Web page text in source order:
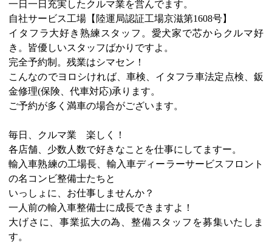
一日一日充実したクルマ業を営んでます。
自社サービス工場【陸運局認証工場京滋第1608号】
イタフラ大好き熟練スタッフ。愛犬家で芯からクルマ好
き。皆優しいスタッフばかりですよ。
完全予約制。残業はシマセン！
こんなのでヨロシければ、車検、イタフラ車法定点検、鈑
金修理(保険、代車対応)承ります。
ご予約が多く満車の場合がございます。
毎日、クルマ業 楽しく！
各店舗、少数人数で好きなことを仕事にしてますー。
輸入車熟練の工場長、輸入車ディーラーサービスフロント
の名コンビ整備士たちと
いっしょに、お仕事しませんか？
一人前の輸入車整備士に成長できますよ！
大げさに、事業拡大の為、整備スタッフを募集いたしま
す。